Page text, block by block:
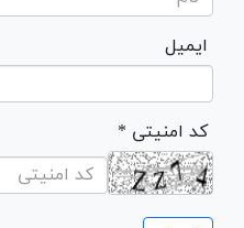
ایمیل
* کد امنیتی